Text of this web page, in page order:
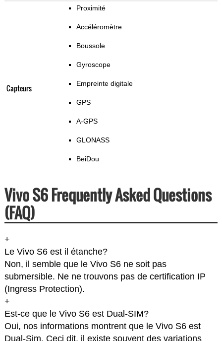
Capteurs
Proximité
Accéléromètre
Boussole
Gyroscope
Empreinte digitale
GPS
A-GPS
GLONASS
BeiDou
Vivo S6 Frequently Asked Questions
(FAQ)
+
Le Vivo S6 est il étanche?
Non, il semble que le Vivo S6 ne soit pas
submersible. Ne ne trouvons pas de certification IP
(Ingress Protection).
+
Est-ce que le Vivo S6 est Dual-SIM?
Oui, nos informations montrent que le Vivo S6 est
Dual-Sim. Ceci dit, il existe souvent des variations